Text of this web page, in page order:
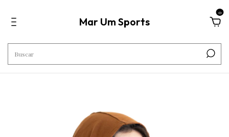
Mar Um Sports
0